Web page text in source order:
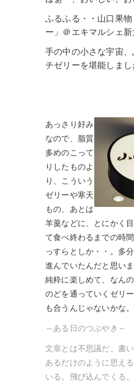
ふるふる・・山口果
ー」＠エキマルシェ新
手の中の小さな宇宙
チゼリーを堪能しまし
あっさり好み
なので、脂質
多めのこって
りしたものよ
り、こういう
ゼリーや寒天
もの、あとは
羊羹などに、とにかく
て食べ終わるまでの時
っすらとしか・・。多
進んでいたんだと思い
純粋に楽しめて、なん
のどを通っていくゼリ
も合うんじゃないかな
～ある日のつぶやき～
文章とは不思議だ。書
あるだけのように思え
いる。飛び込んでくる